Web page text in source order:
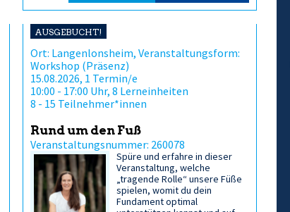
AUSGEBUCHT!
Ort: Langenlonsheim, Veranstaltungsform:
Workshop (Präsenz)
15.08.2026, 1 Termin/e
10:00 - 17:00 Uhr, 8 Lerneinheiten
8 - 15 Teilnehmer*innen
Rund um den Fuß
Veranstaltungsnummer: 260078
Spüre und erfahre in dieser
Veranstaltung, welche
„tragende Rolle“ unsere Füße
spielen, womit du dein
Fundament optimal